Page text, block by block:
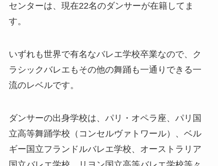
センターは、現在22名のダンサーが在籍してま
す。
いずれも世界で有名なバレエ学校卒業なので、ク
ラシックバレエもその他の舞踊も一通りできる一
流のレベルです。
ダンサーの出身学校は、パリ・オペラ座、パリ国
立高等舞踊学校（コンセルヴァトワール）、ベル
ギー国立フランドルバレエ学校、オーストラリア